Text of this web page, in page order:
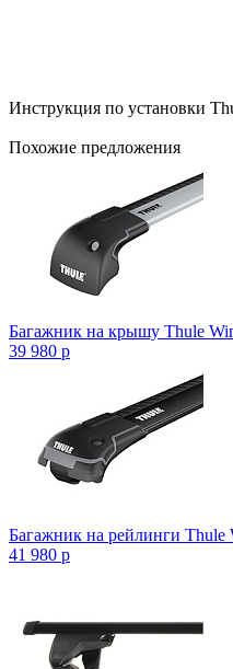
Инструкция по установки
Похожие предложения
Багажник на крышу Thule
39 980 p
Багажник на рейлинги Thule
41 980 p